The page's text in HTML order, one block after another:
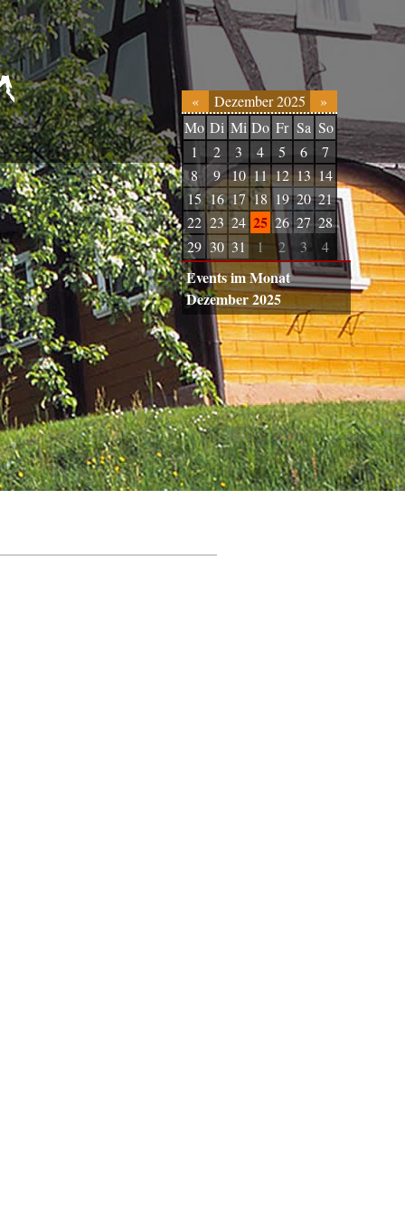
« Dezember 2025
»
Mo Di Mi Do Fr Sa So
1
2 3 4 5 6
7
8
9 10 11 12 13 14
15 16 17 18 19 20 21
22 23 24 25 26 27 28
29 30 31 1 2 3 4
Events im Monat
Dezember 2025